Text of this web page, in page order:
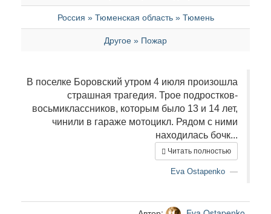
Россия » Тюменская область » Тюмень
Другое » Пожар
В поселке Боровский утром 4 июля произошла
страшная трагедия. Трое подростков-
восьмиклассников, которым было 13 и 14 лет,
чинили в гараже мотоцикл. Рядом с ними
находилась бочк...
Читать полностью
Eva Ostapenko